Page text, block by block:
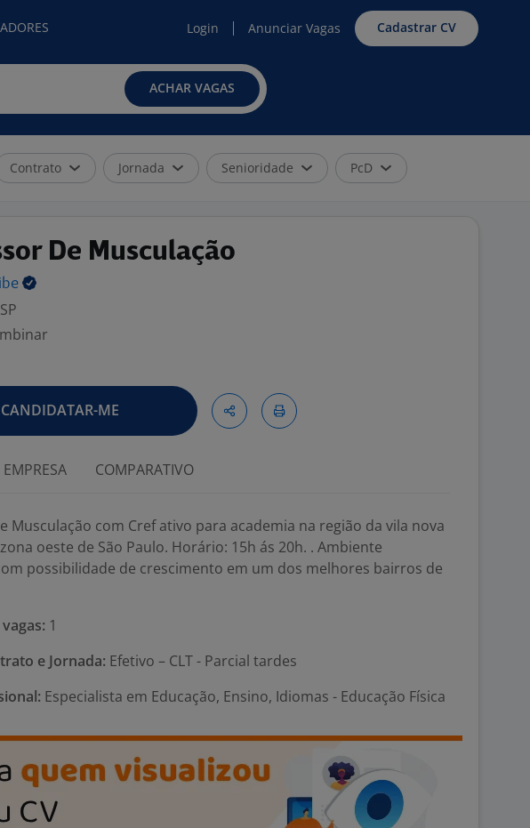
Login Anunciar Vagas Cadastrar CV
ACHAR VAGAS
Contrato Jornada Senioridade PcD
De Musculação
CANDIDATAR-ME
EMPRESA COMPARATIVO
Musculação com Cref ativo para academia na região da vila nova
oeste de São Paulo. Horário: 15h ás 20h. . Ambiente
possibilidade de crescimento em um dos melhores bairros de
1
e Jornada: Efetivo – CLT - Parcial tardes
Especialista em Educação, Ensino, Idiomas - Educação Física